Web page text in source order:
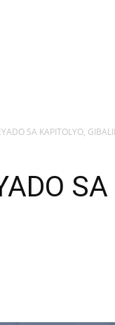
SA KAPITOLYO,